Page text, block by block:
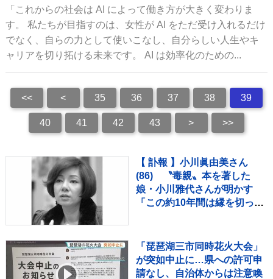
「これからの社会は AI によって働き方が大きく変わりま
す。 私たちが目指すのは、女性が AI をただ受け入れるだけ
でなく、自らの力として使いこなし、自分らしい人生やキ
ャリアを切り拓ける未来です。 AI は効率化のための...
<< < 35 36 37 38 39
40 41 42 43 > >>
【 訃報 】小川眞由美さん
(86) 〝毒親〟本を著した
娘・小川雅代さんが明かす
「この約10年間は縁を切って
ることもできなかった」
「琵琶湖三市同時花火大会」
が突如中止に…県への許可申
請なし、自治体からは注意喚